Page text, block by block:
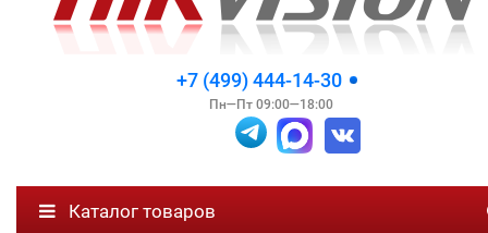
+7 (499) 444-14-30
Пн—Пт 09:00—18:00
Каталог товаров